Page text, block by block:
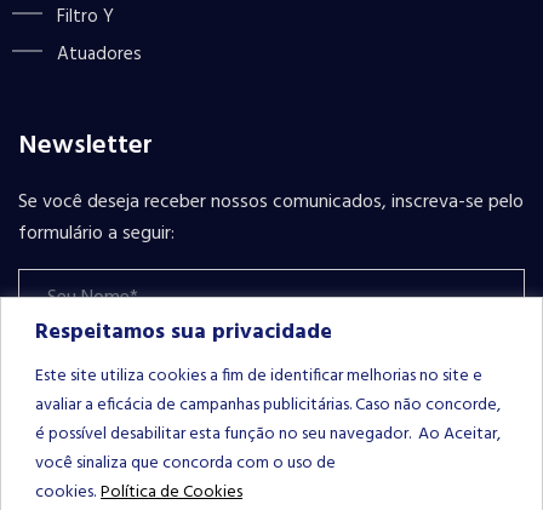
Respeitamos sua privacidade
Este site utiliza cookies a fim de identificar melhorias no site e
avaliar a eficácia de campanhas publicitárias. Caso não concorde,
é possível desabilitar esta função no seu navegador. Ao Aceitar,
você sinaliza que concorda com o uso de
cookies.Política de Cookies
Filtro Y
Atuadores
Newsletter
Se você deseja receber nossos comunicados, inscreva-se pelo
formulário a seguir:
Please leave this field empty.INSCREVER-SE